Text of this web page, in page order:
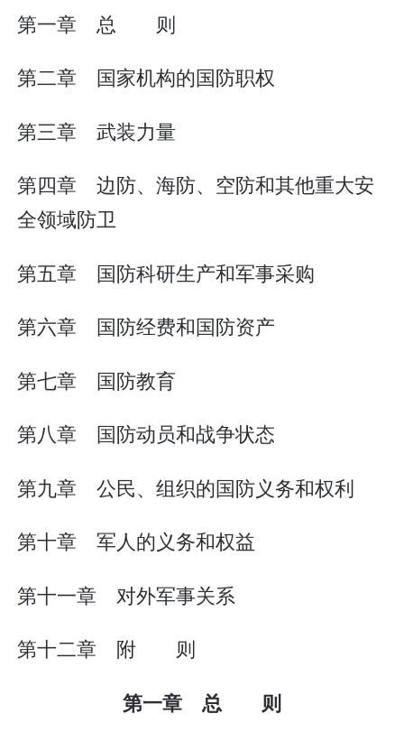
第一章 总 则
第二章 国家机构的国防职权
第三章 武装力量
第四章 边防、海防、空防和其他重大安
全领域防卫
第五章 国防科研生产和军事采购
第六章 国防经费和国防资产
第七章 国防教育
第八章 国防动员和战争状态
第九章 公民、组织的国防义务和权利
第十章 军人的义务和权益
第十一章 对外军事关系
第十二章 附 则
第一章 总 则